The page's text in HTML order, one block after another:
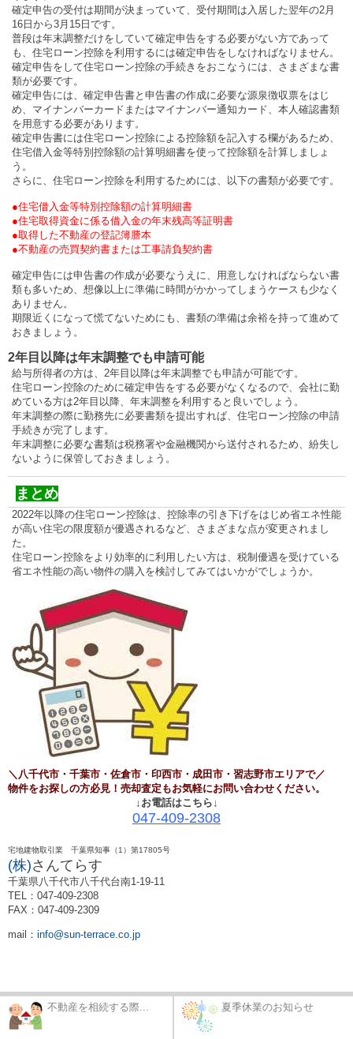
確定申告の受付は期間が決まっていて、受付期間は入居した翌年の2月
16日から3月15日です。
普段は年末調整だけをしていて確定申告をする必要がない方であって
も、住宅ローン控除を利用するには確定申告をしなければなりません。
確定申告をして住宅ローン控除の手続きをおこなうには、さまざまな書
類が必要です。
確定申告には、確定申告書と申告書の作成に必要な源泉徴収票をはじ
め、マイナンバーカードまたはマイナンバー通知カード、本人確認書類
を用意する必要があります。
確定申告書には住宅ローン控除による控除額を記入する欄があるため、
住宅借入金等特別控除額の計算明細書を使って控除額を計算しましょ
う。
さらに、住宅ローン控除を利用するためには、以下の書類が必要です。
●住宅借入金等特別控除額の計算明細書
●住宅取得資金に係る借入金の年末残高等証明書
●取得した不動産の登記簿謄本
●不動産の売買契約書または工事請負契約書
確定申告には申告書の作成が必要なうえに、用意しなければならない書
類も多いため、想像以上に準備に時間がかかってしまうケースも少なく
ありません。
期限近くになって慌てないためにも、書類の準備は余裕を持って進めて
おきましょう。
2年目以降は年末調整でも申請可能
給与所得者の方は、2年目以降は年末調整でも申請が可能です。
住宅ローン控除のために確定申告をする必要がなくなるので、会社に勤
めている方は2年目以降、年末調整を利用すると良いでしょう。
年末調整の際に勤務先に必要書類を提出すれば、住宅ローン控除の申請
手続きが完了します。
年末調整に必要な書類は税務署や金融機関から送付されるため、紛失し
ないように保管しておきましょう。
まとめ
2022年以降の住宅ローン控除は、控除率の引き下げをはじめ省エネ性能
が高い住宅の限度額が優遇されるなど、さまざまな点が変更されまし
た。
住宅ローン控除をより効率的に利用したい方は、税制優遇を受けている
省エネ性能の高い物件の購入を検討してみてはいかがでしょうか。
＼八千代市 ・千葉市・佐倉市・印西市・成田市・習志野市エリアで／
物件をお探しの方必見！売却査定もお気軽にお問い合わせください。
↓お電話はこちら↓
047-409-2308
宅地建物取引業 千葉県知事（1）第17805号
(株)さんてらす
千葉県八千代市八千代台南1-19-11
TEL：047-409-2308
FAX：047-409-2309
mail： info@sun-terrace.co.jp
不動産を相続する際... 夏季休業のお知らせ